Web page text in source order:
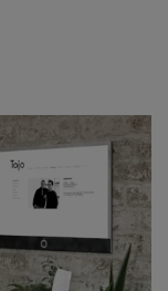
Edizione